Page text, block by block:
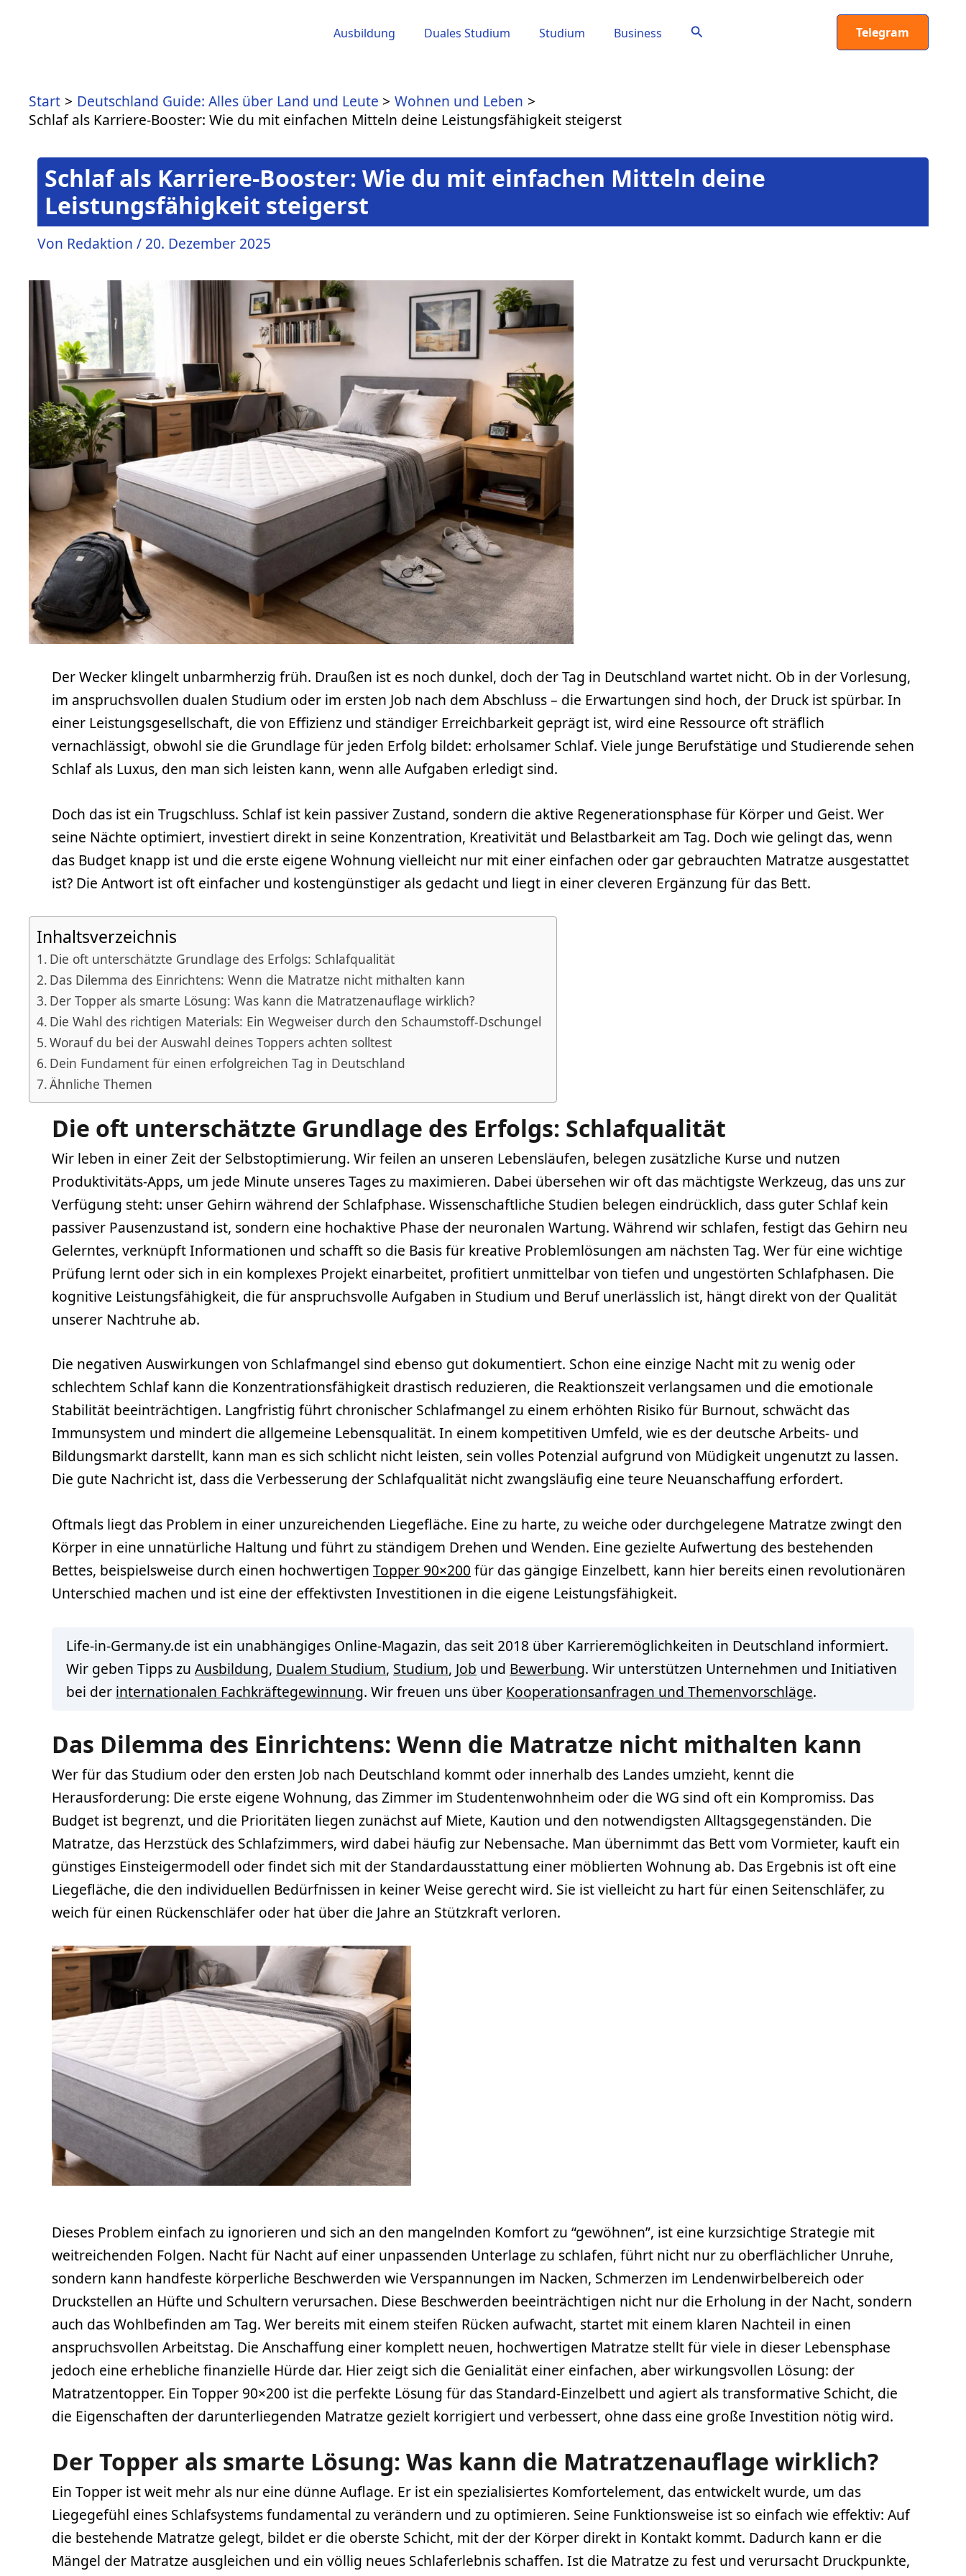
Ausbildung Duales Studium Studium Business Suchen Telegram
Start Deutschland Guide: Alles über Land und Leute
Wohnen und Leben
Schlaf als Karriere-Booster: Wie du mit einfachen Mitteln deine Leistungsfähigkeit steigerst
Schlaf als Karriere-Booster: Wie du mit einfachen Mitteln deine
Leistungsfähigkeit steigerst
Von Redaktion / 20. Dezember 2025
Der Wecker klingelt unbarmherzig früh. Draußen ist es noch dunkel, doch der Tag in Deutschland wartet nicht. Ob in der Vorlesung,
im anspruchsvollen dualen Studium oder im ersten Job nach dem Abschluss – die Erwartungen sind hoch, der Druck ist spürbar. In
einer Leistungsgesellschaft, die von Effizienz und ständiger Erreichbarkeit geprägt ist, wird eine Ressource oft sträflich
vernachlässigt, obwohl sie die Grundlage für jeden Erfolg bildet: erholsamer Schlaf. Viele junge Berufstätige und Studierende sehen
Schlaf als Luxus, den man sich leisten kann, wenn alle Aufgaben erledigt sind.
Doch das ist ein Trugschluss. Schlaf ist kein passiver Zustand, sondern die aktive Regenerationsphase für Körper und Geist. Wer
seine Nächte optimiert, investiert direkt in seine Konzentration, Kreativität und Belastbarkeit am Tag. Doch wie gelingt das, wenn
das Budget knapp ist und die erste eigene Wohnung vielleicht nur mit einer einfachen oder gar gebrauchten Matratze ausgestattet
ist? Die Antwort ist oft einfacher und kostengünstiger als gedacht und liegt in einer cleveren Ergänzung für das Bett.
Inhaltsverzeichnis
Die oft unterschätzte Grundlage des Erfolgs: Schlafqualität
Das Dilemma des Einrichtens: Wenn die Matratze nicht mithalten kann
Der Topper als smarte Lösung: Was kann die Matratzenauflage wirklich?
Die Wahl des richtigen Materials: Ein Wegweiser durch den Schaumstoff-Dschungel
Worauf du bei der Auswahl deines Toppers achten solltest
Dein Fundament für einen erfolgreichen Tag in Deutschland
Ähnliche Themen
Die oft unterschätzte Grundlage des Erfolgs: Schlafqualität
Wir leben in einer Zeit der Selbstoptimierung. Wir feilen an unseren Lebensläufen, belegen zusätzliche Kurse und nutzen
Produktivitäts-Apps, um jede Minute unseres Tages zu maximieren. Dabei übersehen wir oft das mächtigste Werkzeug, das uns zur
Verfügung steht: unser Gehirn während der Schlafphase. Wissenschaftliche Studien belegen eindrücklich, dass guter Schlaf kein
passiver Pausenzustand ist, sondern eine hochaktive Phase der neuronalen Wartung. Während wir schlafen, festigt das Gehirn neu
Gelerntes, verknüpft Informationen und schafft so die Basis für kreative Problemlösungen am nächsten Tag. Wer für eine wichtige
Prüfung lernt oder sich in ein komplexes Projekt einarbeitet, profitiert unmittelbar von tiefen und ungestörten Schlafphasen. Die
kognitive Leistungsfähigkeit, die für anspruchsvolle Aufgaben in Studium und Beruf unerlässlich ist, hängt direkt von der Qualität
unserer Nachtruhe ab.
Die negativen Auswirkungen von Schlafmangel sind ebenso gut dokumentiert. Schon eine einzige Nacht mit zu wenig oder
schlechtem Schlaf kann die Konzentrationsfähigkeit drastisch reduzieren, die Reaktionszeit verlangsamen und die emotionale
Stabilität beeinträchtigen. Langfristig führt chronischer Schlafmangel zu einem erhöhten Risiko für Burnout, schwächt das
Immunsystem und mindert die allgemeine Lebensqualität. In einem kompetitiven Umfeld, wie es der deutsche Arbeits- und
Bildungsmarkt darstellt, kann man es sich schlicht nicht leisten, sein volles Potenzial aufgrund von Müdigkeit ungenutzt zu lassen.
Die gute Nachricht ist, dass die Verbesserung der Schlafqualität nicht zwangsläufig eine teure Neuanschaffung erfordert.
Oftmals liegt das Problem in einer unzureichenden Liegefläche. Eine zu harte, zu weiche oder durchgelegene Matratze zwingt den
Körper in eine unnatürliche Haltung und führt zu ständigem Drehen und Wenden. Eine gezielte Aufwertung des bestehenden
Bettes, beispielsweise durch einen hochwertigen Topper 90×200 für das gängige Einzelbett, kann hier bereits einen revolutionären
Unterschied machen und ist eine der effektivsten Investitionen in die eigene Leistungsfähigkeit.
Life-in-Germany.de ist ein unabhängiges Online-Magazin, das seit 2018 über Karrieremöglichkeiten in Deutschland informiert.
Wir geben Tipps zu Ausbildung, Dualem Studium, Studium, Job und Bewerbung. Wir unterstützen Unternehmen und Initiativen
bei der internationalen Fachkräftegewinnung. Wir freuen uns über Kooperationsanfragen und Themenvorschläge.
Das Dilemma des Einrichtens: Wenn die Matratze nicht mithalten kann
Wer für das Studium oder den ersten Job nach Deutschland kommt oder innerhalb des Landes umzieht, kennt die
Herausforderung: Die erste eigene Wohnung, das Zimmer im Studentenwohnheim oder die WG sind oft ein Kompromiss. Das
Budget ist begrenzt, und die Prioritäten liegen zunächst auf Miete, Kaution und den notwendigsten Alltagsgegenständen. Die
Matratze, das Herzstück des Schlafzimmers, wird dabei häufig zur Nebensache. Man übernimmt das Bett vom Vormieter, kauft ein
günstiges Einsteigermodell oder findet sich mit der Standardausstattung einer möblierten Wohnung ab. Das Ergebnis ist oft eine
Liegefläche, die den individuellen Bedürfnissen in keiner Weise gerecht wird. Sie ist vielleicht zu hart für einen Seitenschläfer, zu
weich für einen Rückenschläfer oder hat über die Jahre an Stützkraft verloren.
Dieses Problem einfach zu ignorieren und sich an den mangelnden Komfort zu “gewöhnen”, ist eine kurzsichtige Strategie mit
weitreichenden Folgen. Nacht für Nacht auf einer unpassenden Unterlage zu schlafen, führt nicht nur zu oberflächlicher Unruhe,
sondern kann handfeste körperliche Beschwerden wie Verspannungen im Nacken, Schmerzen im Lendenwirbelbereich oder
Druckstellen an Hüfte und Schultern verursachen. Diese Beschwerden beeinträchtigen nicht nur die Erholung in der Nacht, sondern
auch das Wohlbefinden am Tag. Wer bereits mit einem steifen Rücken aufwacht, startet mit einem klaren Nachteil in einen
anspruchsvollen Arbeitstag. Die Anschaffung einer komplett neuen, hochwertigen Matratze stellt für viele in dieser Lebensphase
jedoch eine erhebliche finanzielle Hürde dar. Hier zeigt sich die Genialität einer einfachen, aber wirkungsvollen Lösung: der
Matratzentopper. Ein Topper 90×200 ist die perfekte Lösung für das Standard-Einzelbett und agiert als transformative Schicht, die
die Eigenschaften der darunterliegenden Matratze gezielt korrigiert und verbessert, ohne dass eine große Investition nötig wird.
Der Topper als smarte Lösung: Was kann die Matratzenauflage wirklich?
Ein Topper ist weit mehr als nur eine dünne Auflage. Er ist ein spezialisiertes Komfortelement, das entwickelt wurde, um das
Liegegefühl eines Schlafsystems fundamental zu verändern und zu optimieren. Seine Funktionsweise ist so einfach wie effektiv: Auf
die bestehende Matratze gelegt, bildet er die oberste Schicht, mit der der Körper direkt in Kontakt kommt. Dadurch kann er die
Mängel der Matratze ausgleichen und ein völlig neues Schlaferlebnis schaffen. Ist die Matratze zu fest und verursacht Druckpunkte,